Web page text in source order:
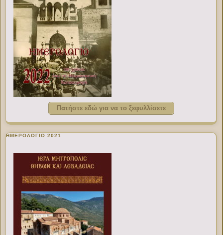
Πατήστε εδώ για να το ξεφυλλίσετε
ΗΜΕΡΟΛΟΓΙΟ 2021